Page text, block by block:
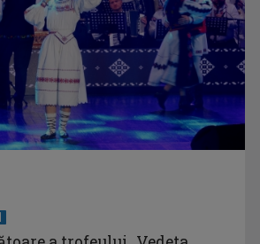
Bulgaria: locul unde se produce unul